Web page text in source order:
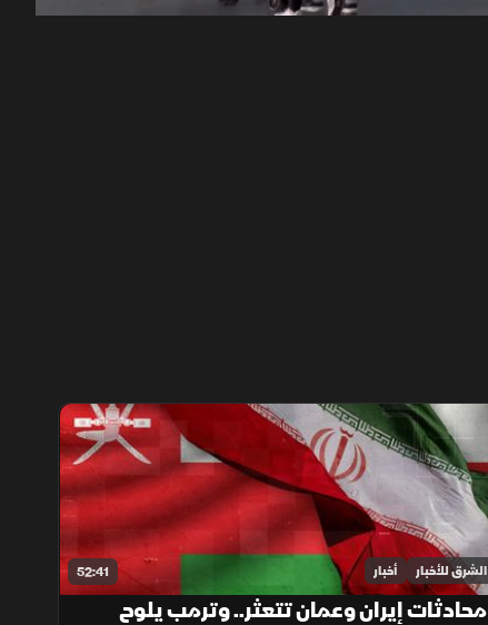
52:41 الشرق للأخبار أخبار
محادثات إيران وعمان تتعثر.. وترمب يلوح